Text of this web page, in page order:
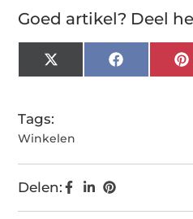
Goed artikel? Deel
X
(Twitter)
Facebook
Tags:
Winkelen
Delen: